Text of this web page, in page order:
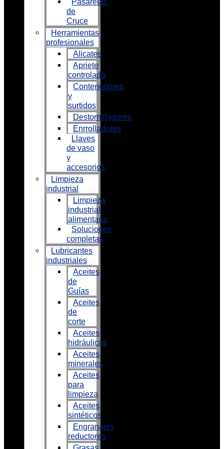
Pasarelas
de
Cruce
Herramientas
profesionales
Alicates
Apriete
controlado
Contenedores
y
surtidos
Destornilladores
Enrrolladores
Llaves
de vaso
y
accesorios
Limpieza
industrial
Limpieza
industrial
alimentaria
Soluciones
completas
Lubricantes
industriales
Aceites
de
Guías
Aceites
de
corte
Aceites
hidráulicos
Aceites
minerales
Aceites
para
limpieza
Aceites
sintéticos
Engranajes
reductores